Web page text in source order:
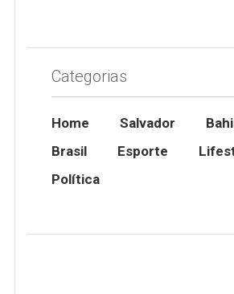
Categorias
Home Salvador
Brasil
Esporte
Política